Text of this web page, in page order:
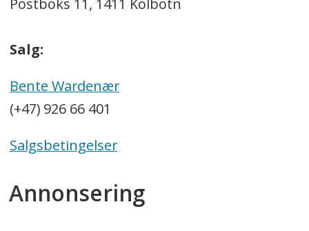
Salg:
Bente Wardenær
(+47) 926 66 401
Salgsbetingelser
Annonsering